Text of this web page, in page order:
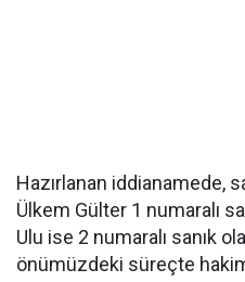
Hazırlanan iddianamede,
Ülkem Gülter 1 numaralı
Ulu ise 2 numaralı sanık
önümüzdeki süreçte hakim